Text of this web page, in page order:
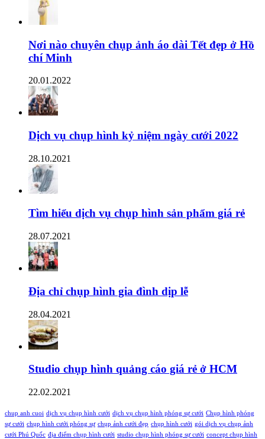
Nơi nào chuyên chụp ảnh áo dài Tết đẹp ở Hồ
chí Minh
20.01.2022
Dịch vụ chụp hình kỷ niệm ngày cưới 2022
28.10.2021
Tìm hiểu dịch vụ chụp hình sản phẩm giá rẻ
28.07.2021
Địa chỉ chụp hình gia đình dịp lễ
28.04.2021
Studio chụp hình quảng cáo giá rẻ ở HCM
22.02.2021
chup anh cuoi dịch vụ chụp hình cưới dịch vụ chụp hình phóng sự cưới Chụp hình phóng
sự cưới chụp hình cưới phóng sự chụp ảnh cưới đẹp chụp hình cưới gói dịch vụ chụp ảnh
cưới Phú Quốc địa điểm chụp hình cưới studio chụp hình phóng sự cưới concept chụp hình